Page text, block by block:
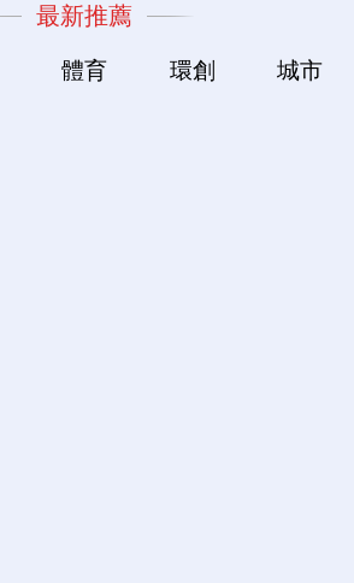
最新推薦
體育 環創 城市